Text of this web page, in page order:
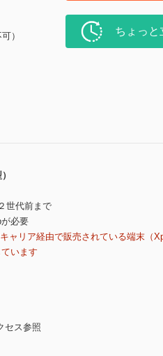
） ちょっと
世代前まで
必要
リア経由で販売されている端末（
います
セス参照